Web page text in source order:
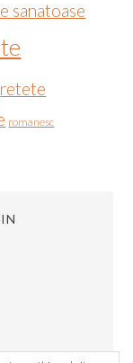
sanatoase
retete
romanesc